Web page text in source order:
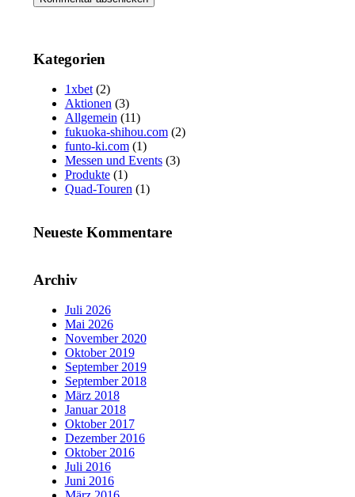
Kategorien
1xbet(2)
Aktionen(3)
Allgemein(11)
fukuoka-shihou.com(2)
funto-ki.com(1)
Messen und Events(3)
Produkte(1)
Quad-Touren(1)
Neueste Kommentare
Archiv
Juli 2026
Mai 2026
November 2020
Oktober 2019
September 2019
September 2018
März 2018
Januar 2018
Oktober 2017
Dezember 2016
Oktober 2016
Juli 2016
Juni 2016